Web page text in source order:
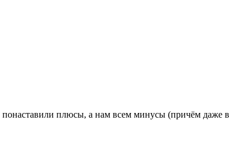
понаставили плюсы, а нам всем минусы (причём даже в